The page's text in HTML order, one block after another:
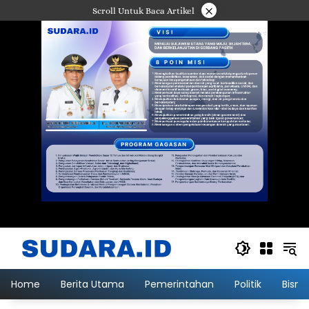
ke
Scroll Untuk Baca Artikel ×
Home Berita Utama Pemerintahan Politik